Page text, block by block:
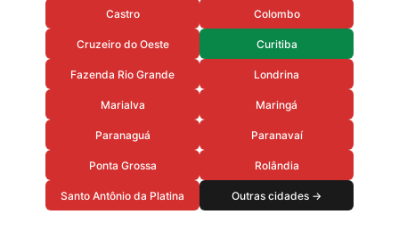
Castro Colombo
Cruzeiro do Oeste Curitiba
Fazenda Rio Grande Londrina
Marialva Maringá
Paranaguá Paranavaí
Ponta Grossa Rolândia
Santo Antônio da Platina Outras cidades →